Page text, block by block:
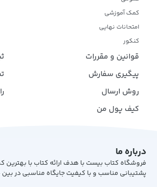
کمک آموزشی
امتحانات نهایی
کنکور
قوانین و مقررات
پیگیری سفارش
روش ارسال
کیف پول من
درباره ما
پشتیبانی مناسب و با کیفیت جایگاه مناسبی در